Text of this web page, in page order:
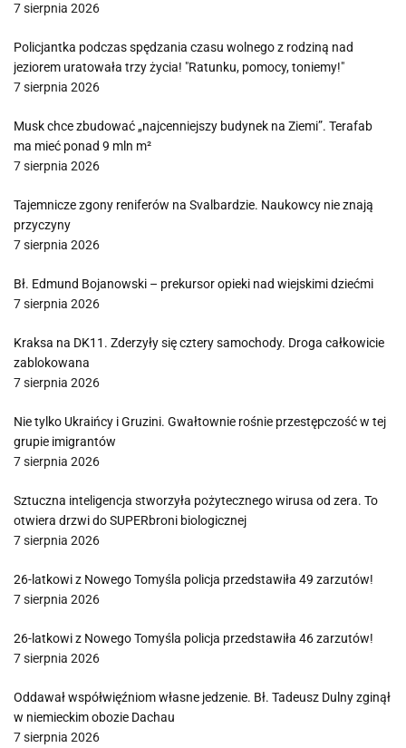
7 sierpnia 2026
Policjantka podczas spędzania czasu wolnego z rodziną nad
jeziorem uratowała trzy życia! "Ratunku, pomocy, toniemy!"
7 sierpnia 2026
Musk chce zbudować „najcenniejszy budynek na Ziemi”. Terafab
ma mieć ponad 9 mln m²
7 sierpnia 2026
Tajemnicze zgony reniferów na Svalbardzie. Naukowcy nie znają
przyczyny
7 sierpnia 2026
Bł. Edmund Bojanowski – prekursor opieki nad wiejskimi dziećmi
7 sierpnia 2026
Kraksa na DK11. Zderzyły się cztery samochody. Droga całkowicie
zablokowana
7 sierpnia 2026
Nie tylko Ukraińcy i Gruzini. Gwałtownie rośnie przestępczość w tej
grupie imigrantów
7 sierpnia 2026
Sztuczna inteligencja stworzyła pożytecznego wirusa od zera. To
otwiera drzwi do SUPERbroni biologicznej
7 sierpnia 2026
26-latkowi z Nowego Tomyśla policja przedstawiła 49 zarzutów!
7 sierpnia 2026
26-latkowi z Nowego Tomyśla policja przedstawiła 46 zarzutów!
7 sierpnia 2026
Oddawał współwięźniom własne jedzenie. Bł. Tadeusz Dulny zginął
w niemieckim obozie Dachau
7 sierpnia 2026